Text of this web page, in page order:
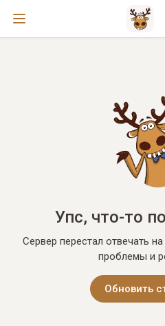
Упс, что-то
Сервер перестал отвечать
проблемы и
Обновить